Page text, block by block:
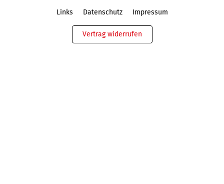
Links Datenschutz Impressum
Vertrag widerrufen